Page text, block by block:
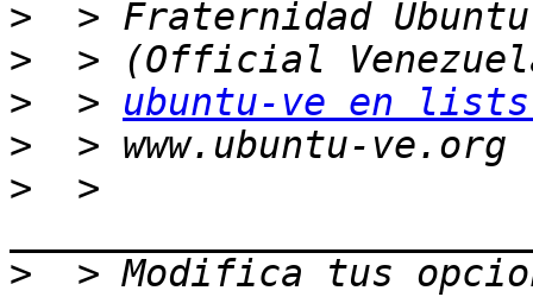
>
>
>
  >
ubuntu-ve en
>
>
  >
>
> Modifica tus